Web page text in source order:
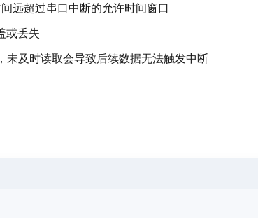
远超过串口中断的允许时间窗口
或丢失
未及时读取会导致后续数据无法触发中断